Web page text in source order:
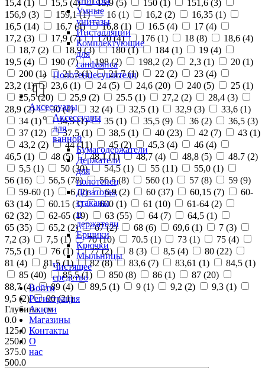
Умные
унитазы
Инсталляции
Комплектующие
для
санфаянса
Полотенцесушители
Аксессуары
Аксессуары
для
ванной
Бумагодержатели
Держатели
для
полотенец
Дозаторы,
стаканы
и
держатели
Ершики
Крючки
Мыльницы
Чистящее
средство
Войти
Регистрация
Акции
Магазины
Контакты
О
нас
15,4 (1 ) 15,5 (4) 15,9 (5) 150 (1 ) 151,6 (3)
156,9 (3) 159,1 (1) 16 (1) 16,2 (2) 16,35 (1)
16,5 (14) 16,7 (4) 16,8 (1) 16.5 (4) 17 (4)
17,2 (3) 17,9 (7) 170 (4) 176 (1) 18 (8) 18,6 (4)
18,7 (2) 18,9 (3) 180 (1) 184 (1) 19 (4)
19,5 (4) 190 (7) 198 (2) 198,2 (2) 2,3 (1) 20 (1)
200 (1) 21,3 (1) 21,7 (1) 22 (2) 23 (4)
23,2 (1) 23,6 (1) 24 (5) 24,6 (20) 240 (5) 25 (1)
25,5 (20) 25,9 (2) 25.5 (1) 27,2 (2) 28,4 (3)
28,9 (2) 30 (4) 32 (4) 32,5 (1) 32,9 (3) 33,6 (1)
34 (1) 34,5 (1) 35 (1) 35,5 (9) 36 (2) 36,5 (3)
37 (12) 37,5 (1) 38,5 (1) 40 (23) 42 (7) 43 (1)
43,2 (2) 44 (11) 45 (2) 45,3 (4) 46 (4)
46,5 (1) 48 (5) 48,1 (1) 48,7 (4) 48,8 (5) 48.7 (2)
5,5 (1) 50 (30) 54,5 (1) 55 (11) 55,0 (1)
56 (16) 56,5 (78) 56.5 (8) 560 (1) 57 (8) 59 (9)
59-60 (1) 6 (2) 6,9 (2) 60 (37) 60,15 (7)
60-
63 (14) 60.15 (3) 600 (1) 61 (10) 61-64 (2)
62 (32) 62-65 (19) 63 (55) 64 (7) 64,5 (1)
65 (35) 65,2 (2) 67 (2) 68 (6) 69,6 (1) 7 (3)
7,2 (3) 7,5 (1) 70 (10) 70.5 (1) 73 (1) 75 (4)
75,5 (1) 76 (1) 77 (2) 8 (3) 8,5 (4) 80 (22)
81 (4) 81,5 (1) 82 (8) 83,6 (7) 83,61 (1) 84,5 (1)
85 (40) 85,5 (1) 850 (8) 86 (1) 87 (20)
88,7 (4) 89 (4) 89,5 (1) 9 (1) 9,2 (2) 9,3 (1)
9,5 (2) 90 (21)
Глубина, см
0.0
125.0
250.0
375.0
500.0